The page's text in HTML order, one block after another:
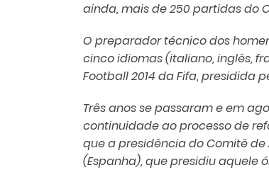
ainda, mais de 250 partidas do
O preparador técnico dos
cinco idiomas (italiano, inglês,
Football 2014 da Fifa, presidida
Três anos se passaram e em
continuidade ao processo de
que a presidência do Comitê
(Espanha), que presidiu aquele